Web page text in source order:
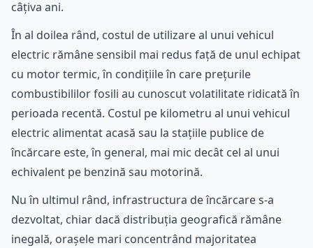
câțiva ani.
În al doilea rând, costul de utilizare al unui vehicul
electric rămâne sensibil mai redus față de unul echipat
cu motor termic, în condițiile în care prețurile
combustibililor fosili au cunoscut volatilitate ridicată în
perioada recentă. Costul pe kilometru al unui vehicul
electric alimentat acasă sau la stațiile publice de
încărcare este, în general, mai mic decât cel al unui
echivalent pe benzină sau motorină.
Nu în ultimul rând, infrastructura de încărcare s-a
dezvoltat, chiar dacă distribuția geografică rămâne
inegală, orașele mari concentrând majoritatea